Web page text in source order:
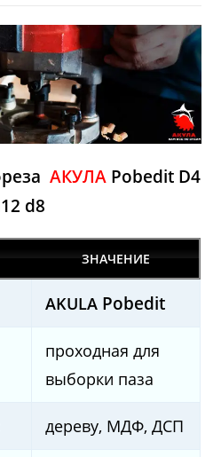
АКУЛА Pobedit D4
d8
ЗНАЧЕНИЕ
AKULA Pobedit
проходная для
выборки паза
дереву, МДФ, ДСП